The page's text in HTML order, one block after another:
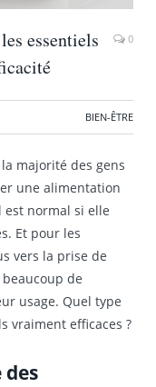
essentiels
0
BIEN-ÊTRE
majorité des gens
une alimentation
est normal si elle
Et pour les
vers la prise de
de
usage. Quel type
vraiment efficaces ?